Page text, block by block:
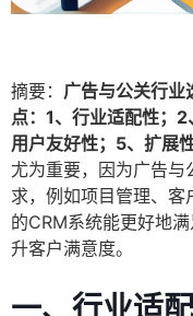
摘要： 广告与公关行业
点：1、行业适配性；
用户友好性；5、扩展
尤为重要，因为广告与
求，例如项目管理、
的CRM系统能更好地
升客户满意度。